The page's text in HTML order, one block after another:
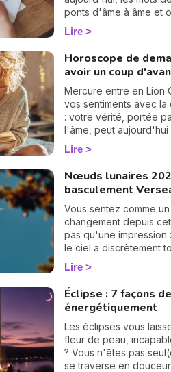
ponts d'âme à âme et
des élans sincères.
Lire
Horoscope de
avoir un coup
Mercure entre en Lion
vos sentiments avec
: votre vérité, portée
l'âme, peut aujourd'hui
rapprocher.
Lire
Nœuds lunaires
basculement
Vous sentez comme
changement depuis
pas qu'une impression
le ciel a discrètement
page. Les nœuds
d'axe ! Le nœud nord
Poissons pour
pendant que le nœud
Vierge au Lion.
besoin d'être
ressentir : ce
que tous les 18 mois
rebattre en douceur
Lire
Éclipse : 7 façons
énergétiquement
Les éclipses vous
fleur de peau,
? Vous n'êtes pas
se traverse en